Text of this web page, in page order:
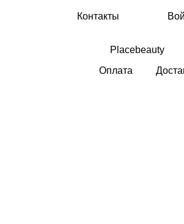
Контакты
Placebeauty
Оплата